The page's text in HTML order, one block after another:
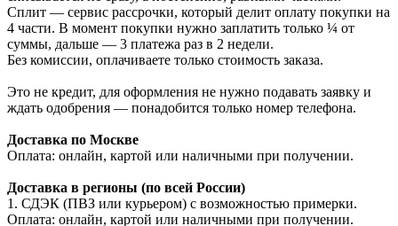
Сплит — сервис рассрочки, который делит оплату покупки на
4 части. В момент покупки нужно заплатить только ¼ от
суммы, дальше — 3 платежа раз в 2 недели.
Без комиссии, оплачиваете только стоимость заказа.
Это не кредит, для оформления не нужно подавать заявку и
ждать одобрения — понадобится только номер телефона.
Доставка по Москве
Оплата: онлайн, картой или наличными при получении.
Доставка в регионы (по всей России)
1. СДЭК (ПВЗ или курьером) с возможностью примерки.
Оплата: онлайн, картой или наличными при получении.